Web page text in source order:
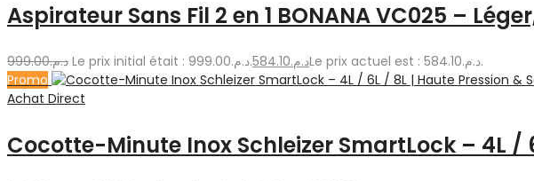
Aspirateur Sans Fil 2 en 1 BONANA VC025 –
د.م.999.00 Le prix initial était : د.م.999.00. د.م.584.10
Le prix actuel est : د.م.584.10.
Promo
Achat Direct
Cocotte-Minute Inox Schleizer SmartLock – 4L /